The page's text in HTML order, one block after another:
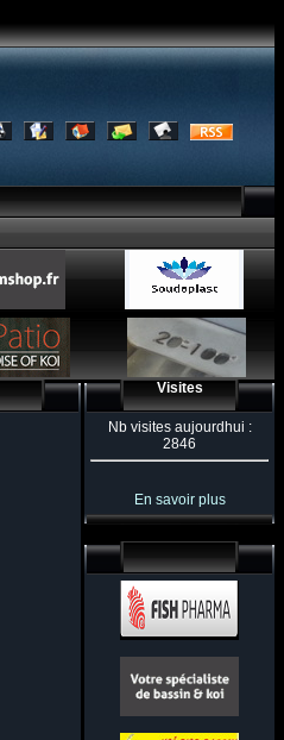
Visites
Nb visites aujourdhui :
2846
En savoir plus